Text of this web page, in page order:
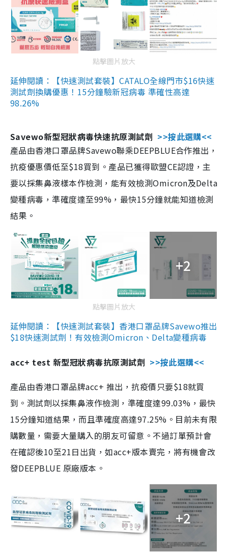
點擊圖片放大
延伸閱讀：【快速測試套裝】CATALO全線門市$16快速
測試劑換購優惠！15分鐘驗新冠病毒 準確性高達
98.26%
Savewo新型冠狀病毒快速抗原測試劑 >>按此選購<<
產品由香港口罩品牌Savewo聯乘DEEPBLUE合作推出，
抗疫優惠價低至$18買到。產品已獲得歐盟CE認證，主
要以採集鼻液樣本作檢測，能有效檢測Omicron及Delta
變種病毒，準確度達至99%，最快15分鐘就能知道檢測
結果。
+2
點擊圖片放大
延伸閱讀：【快速測試套裝】香港口罩品牌Savewo推出
$18快速測試劑！有效檢測Omicron、Delta變種病毒
acc+ test 新型冠狀病毒抗原測試劑 >>按此選購<<
產品由香港口罩品牌acc+ 推出，抗疫價只要$18就買
到。測試劑以採集鼻液作檢測，準確度達99.03%，最快
15分鐘知道結果，而且準確度高達97.25%。目前未有限
購數量，需要大量購入的朋友可留意。不過訂單預計會
在確認後10至21日出貨，如acc+版本賣完，將有機會改
發DEEPBLUE 原廠版本。
+2